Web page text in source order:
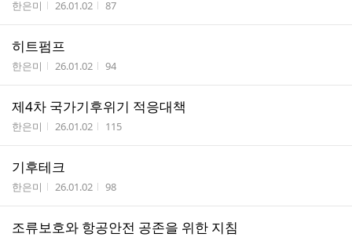
작성자
한은미 작성시간
26.01.02 조회수
87
히트펌프
작성자
한은미 작성시간
26.01.02 조회수
94
제4차 국가기후위기 적응대책
작성자
한은미 작성시간
26.01.02 조회수
115
기후테크
작성자
한은미 작성시간
26.01.02 조회수
98
조류보호와 항공안전 공존을 위한 지침